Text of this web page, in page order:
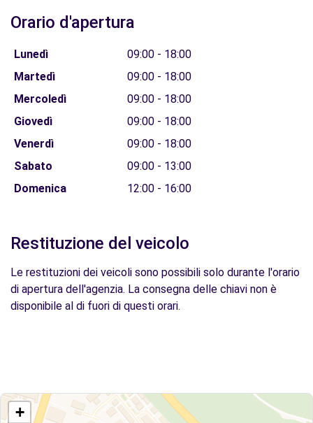
Orario d'apertura
Lunedì
09:00 - 18:00
Martedì
09:00 - 18:00
Mercoledì
09:00 - 18:00
Giovedì
09:00 - 18:00
Venerdì
09:00 - 18:00
Sabato
09:00 - 13:00
Domenica
12:00 - 16:00
Restituzione del veicolo
Le restituzioni dei veicoli sono possibili solo durante l'orario
di apertura dell'agenzia. La consegna delle chiavi non è
disponibile al di fuori di questi orari.
+